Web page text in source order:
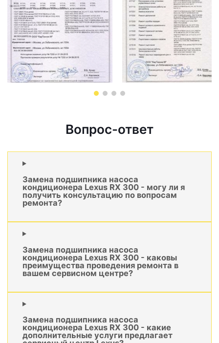
Вопрос-ответ
Замена подшипника насоса
кондиционера Lexus RX 300 - могу ли я
получить консультацию по вопросам
ремонта?
Замена подшипника насоса
кондиционера Lexus RX 300 - каковы
преимущества проведения ремонта в
вашем сервисном центре?
Замена подшипника насоса
кондиционера Lexus RX 300 - какие
дополнительные услуги предлагает